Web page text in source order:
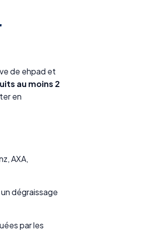
de ehpad et
au moins 2
en
AXA,
dégraissage
par les